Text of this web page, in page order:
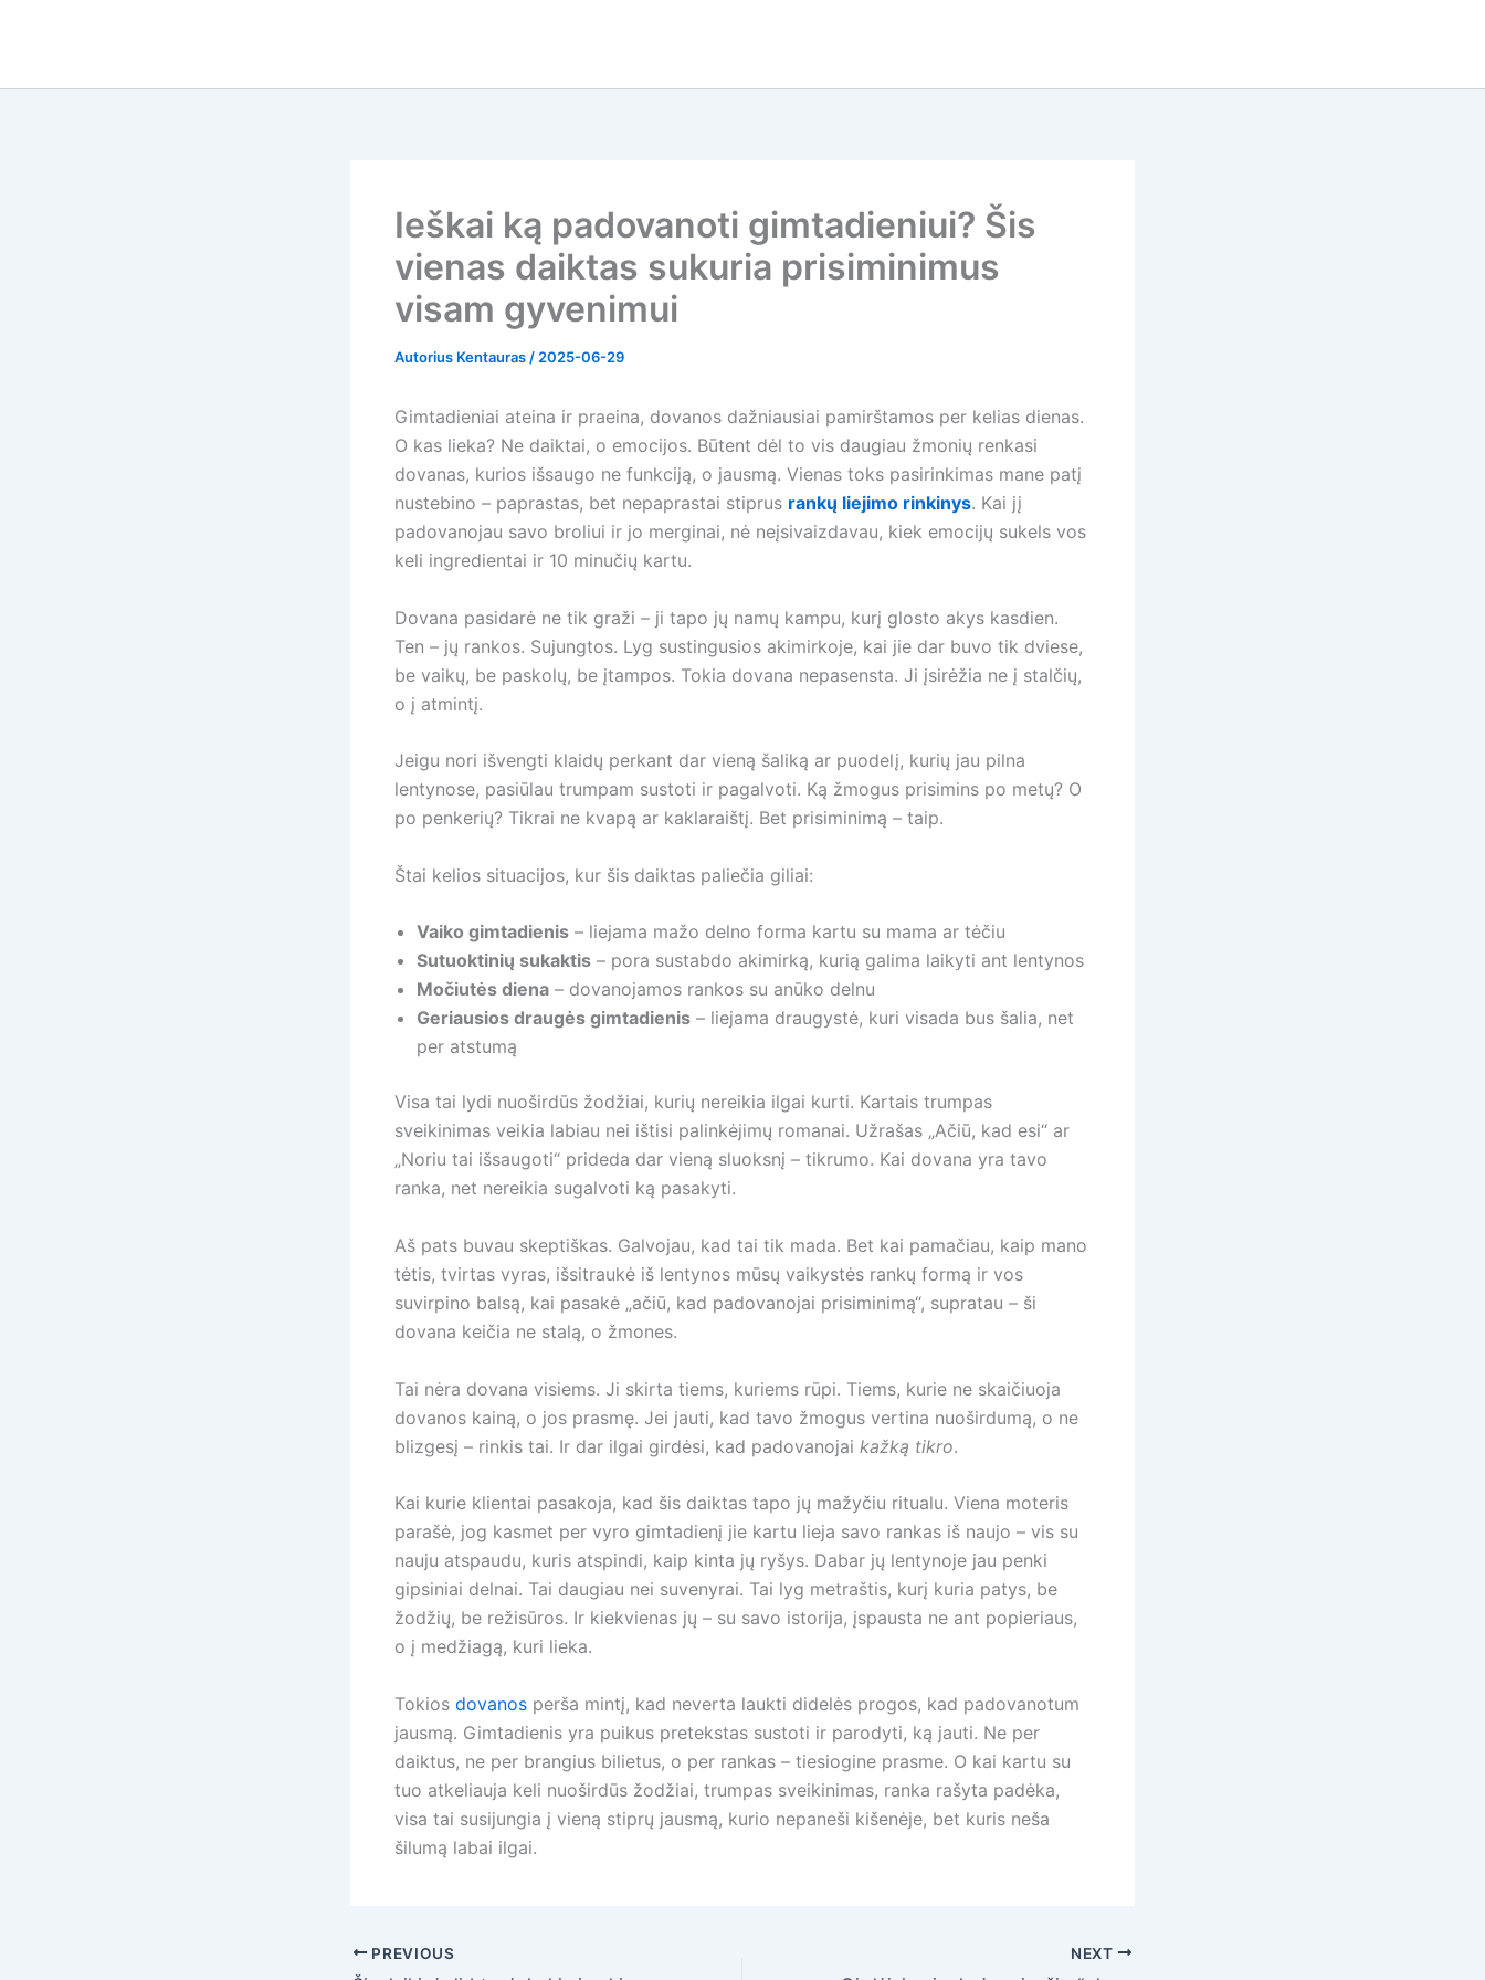
Ieškai ką padovanoti gimtadieniui? Šis
vienas daiktas sukuria prisiminimus
visam gyvenimui
Autorius Kentauras / 2025-06-29
Gimtadieniai ateina ir praeina, dovanos dažniausiai pamirštamos per kelias dienas.
O kas lieka? Ne daiktai, o emocijos. Būtent dėl to vis daugiau žmonių renkasi
dovanas, kurios išsaugo ne funkciją, o jausmą. Vienas toks pasirinkimas mane patį
nustebino – paprastas, bet nepaprastai stiprus rankų liejimo rinkinys. Kai jį
padovanojau savo broliui ir jo merginai, nė neįsivaizdavau, kiek emocijų sukels vos
keli ingredientai ir 10 minučių kartu.
Dovana pasidarė ne tik graži – ji tapo jų namų kampu, kurį glosto akys kasdien.
Ten – jų rankos. Sujungtos. Lyg sustingusios akimirkoje, kai jie dar buvo tik dviese,
be vaikų, be paskolų, be įtampos. Tokia dovana nepasensta. Ji įsirėžia ne į stalčių,
o į atmintį.
Jeigu nori išvengti klaidų perkant dar vieną šaliką ar puodelį, kurių jau pilna
lentynose, pasiūlau trumpam sustoti ir pagalvoti. Ką žmogus prisimins po metų? O
po penkerių? Tikrai ne kvapą ar kaklaraištį. Bet prisiminimą – taip.
Štai kelios situacijos, kur šis daiktas paliečia giliai:
Vaiko gimtadienis – liejama mažo delno forma kartu su mama ar tėčiu
Sutuoktinių sukaktis – pora sustabdo akimirką, kurią galima laikyti ant lentynos
Močiutės diena – dovanojamos rankos su anūko delnu
Geriausios draugės gimtadienis – liejama draugystė, kuri visada bus šalia, net
per atstumą
Visa tai lydi nuoširdūs žodžiai, kurių nereikia ilgai kurti. Kartais trumpas
sveikinimas veikia labiau nei ištisi palinkėjimų romanai. Užrašas „Ačiū, kad esi“ ar
„Noriu tai išsaugoti“ prideda dar vieną sluoksnį – tikrumo. Kai dovana yra tavo
ranka, net nereikia sugalvoti ką pasakyti.
Aš pats buvau skeptiškas. Galvojau, kad tai tik mada. Bet kai pamačiau, kaip mano
tėtis, tvirtas vyras, išsitraukė iš lentynos mūsų vaikystės rankų formą ir vos
suvirpino balsą, kai pasakė „ačiū, kad padovanojai prisiminimą“, supratau – ši
dovana keičia ne stalą, o žmones.
Tai nėra dovana visiems. Ji skirta tiems, kuriems rūpi. Tiems, kurie ne skaičiuoja
dovanos kainą, o jos prasmę. Jei jauti, kad tavo žmogus vertina nuoširdumą, o ne
blizgesį – rinkis tai. Ir dar ilgai girdėsi, kad padovanojai kažką tikro.
Kai kurie klientai pasakoja, kad šis daiktas tapo jų mažyčiu ritualu. Viena moteris
parašė, jog kasmet per vyro gimtadienį jie kartu lieja savo rankas iš naujo – vis su
nauju atspaudu, kuris atspindi, kaip kinta jų ryšys. Dabar jų lentynoje jau penki
gipsiniai delnai. Tai daugiau nei suvenyrai. Tai lyg metraštis, kurį kuria patys, be
žodžių, be režisūros. Ir kiekvienas jų – su savo istorija, įspausta ne ant popieriaus,
o į medžiagą, kuri lieka.
Tokios dovanos perša mintį, kad neverta laukti didelės progos, kad padovanotum
jausmą. Gimtadienis yra puikus pretekstas sustoti ir parodyti, ką jauti. Ne per
daiktus, ne per brangius bilietus, o per rankas – tiesiogine prasme. O kai kartu su
tuo atkeliauja keli nuoširdūs žodžiai, trumpas sveikinimas, ranka rašyta padėka,
visa tai susijungia į vieną stiprų jausmą, kurio nepaneši kišenėje, bet kuris neša
šilumą labai ilgai.
PREVIOUS NEXT